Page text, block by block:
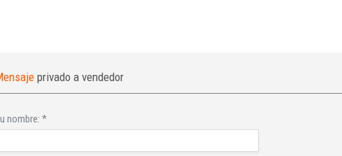
privado a vendedor
nombre: *